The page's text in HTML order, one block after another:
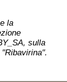
la
sulla